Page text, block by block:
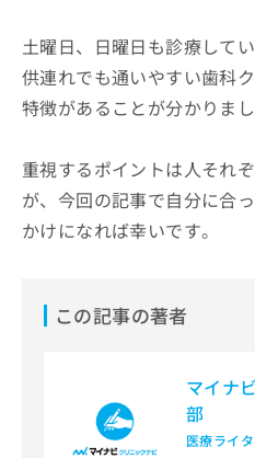
土曜日、日曜日も診療して
供連れでも通いやすい歯科
特徴があることが分かりまし
重視するポイントは人それ
が、今回の記事で自分に合
かけになれば幸いです。
この記事の著者
マイナ
部
医療ライ